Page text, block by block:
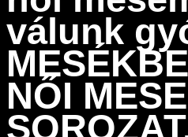
válunk
NŐI